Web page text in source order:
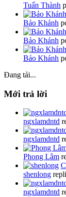
Tuấn Thành
Bảo Khánh
Bảo Khánh
Bảo Khánh
Đang tải...
Mới trả lời
ngxlamdntd
ngxlamdntd
Phong Lâm
shenlong
ngxlamdntd